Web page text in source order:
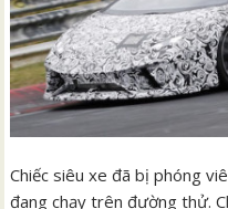
Chiếc siêu xe đã bị phóng
đang chạy trên đường thử.